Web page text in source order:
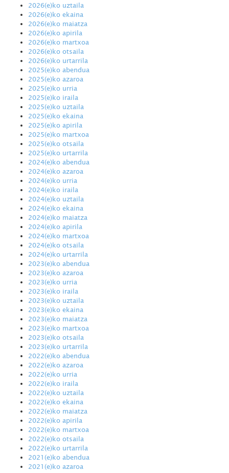
2026(e)ko uztaila
2026(e)ko ekaina
2026(e)ko maiatza
2026(e)ko apirila
2026(e)ko martxoa
2026(e)ko otsaila
2026(e)ko urtarrila
2025(e)ko abendua
2025(e)ko azaroa
2025(e)ko urria
2025(e)ko iraila
2025(e)ko uztaila
2025(e)ko ekaina
2025(e)ko apirila
2025(e)ko martxoa
2025(e)ko otsaila
2025(e)ko urtarrila
2024(e)ko abendua
2024(e)ko azaroa
2024(e)ko urria
2024(e)ko iraila
2024(e)ko uztaila
2024(e)ko ekaina
2024(e)ko maiatza
2024(e)ko apirila
2024(e)ko martxoa
2024(e)ko otsaila
2024(e)ko urtarrila
2023(e)ko abendua
2023(e)ko azaroa
2023(e)ko urria
2023(e)ko iraila
2023(e)ko uztaila
2023(e)ko ekaina
2023(e)ko maiatza
2023(e)ko martxoa
2023(e)ko otsaila
2023(e)ko urtarrila
2022(e)ko abendua
2022(e)ko azaroa
2022(e)ko urria
2022(e)ko iraila
2022(e)ko uztaila
2022(e)ko ekaina
2022(e)ko maiatza
2022(e)ko apirila
2022(e)ko martxoa
2022(e)ko otsaila
2022(e)ko urtarrila
2021(e)ko abendua
2021(e)ko azaroa